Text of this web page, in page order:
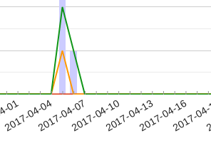
01
2017-04-042017-04-072017-04-102017-04-132017-04-16
2017-